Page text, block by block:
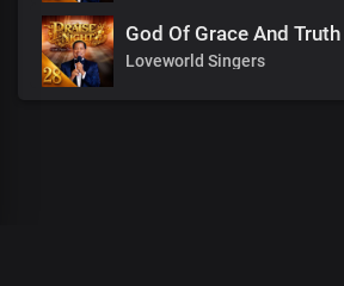
God Of Grace And Truth
Loveworld Singers